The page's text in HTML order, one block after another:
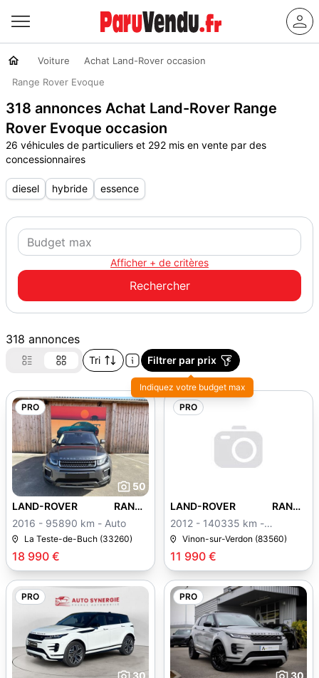
Voiture
Achat Land-Rover occasion
Range Rover Evoque
318 annonces Achat Land-Rover Range
Rover Evoque occasion
26 véhicules de particuliers et 292 mis en vente par des
concessionnaires
diesel hybride essence
Afficher + de critères
318 annonces
Tri Filtrer par prix
Indiquez votre budget max
PRO
50
18 990 €
LAND-ROVER RANGE
ROVER EVOQUE
2016 - 95890 km - Auto
La Teste-de-Buch (33260)
PRO
11 990 €
LAND-ROVER RANGE
ROVER EVOQUE
2012 - 140335 km -
Manuelle
Vinon-sur-Verdon (83560)
PRO
30
PRO
30